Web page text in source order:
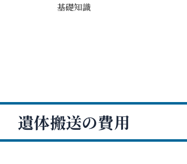
基礎知識
遺体搬送の費用